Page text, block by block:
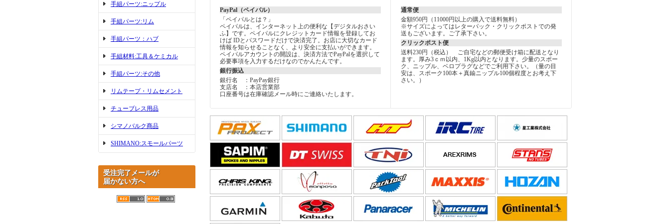
手組パーツ:ニップル
手組パーツ:リム
手組パーツ：ハブ
手組材料:工具＆ケミカル
手組パーツ:その他
リムテープ・リムセメント
チューブレス用品
シマノバルク商品
SHIMANO:スモールパーツ
受注完了メールが
届かない方へ
PayPal（ペイパル）
「ペイパルとは？」
ペイパルは、インターネット上の便利な【デジタルおさい
ふ】です。ペイパルにクレジットカード情報を登録してお
けば IDとパスワードだけで決済完了。お店に大切なカード
情報を知らせることなく、より安全に支払いができます。
ペイパルアカウントの開設は、決済方法でPayPalを選択して
必要事項を入力するだけなのでかんたんです。
銀行振込
銀行名 ：PayPay銀行
支店名 ：本店営業部
口座番号は在庫確認メール時にご連絡いたします。
通常便
金額950円（11000円以上の購入で送料無料）
※サイズによってはレターパック・クリックポストでの発
送もございます。ご了承下さい。
クリックポスト便
送料230円（税込） ご自宅などの郵便受け箱に配送となり
ます。厚み3ｃｍ以内、1Kg以内となります。少量のスポー
ク、ニップル、ベロプラグなどでご利用下さい。（量の目
安は、スポーク100本＋真鍮ニップル100個程度とお考え下
さい。）